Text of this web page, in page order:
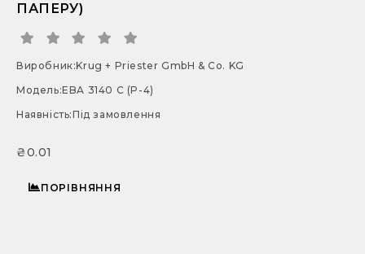
ПАПЕРУ)
Виробник:Krug + Priester GmbH & Co. KG
Модель:EBA 3140 C (P-4)
Наявність:Під замовлення
₴0.01
ПОРІВНЯННЯ